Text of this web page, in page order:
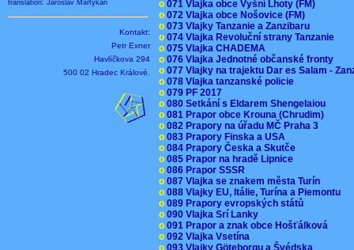
translation: Jaroslav Martykán
Kontakt:
Petr Exner
Havlíčkova 294
500 02 Hradec Králové.
o 071 Vlajka obce Vyšní Lhoty (FM)
o 072 Vlajka obce Nošovice (FM)
o 073 Vlajky Tanzanie a Zanzibaru
o 074 Vlajka Revoluční strany Tanzanie
o 075 Vlajka CHADEMA
o 076 Vlajka Jednotné občanské fronty
o 077 Vlajky na trajektu Dar es Salam -
o 078 Vlajka tanzanské policie
o 079 PF 2017
o 080 Setkání s Eldarem Shengelaiou
o 081 Prapor obce Krouna (Chrudim)
o 082 Prapory na úřadu MČ Praha 3
o 083 Prapory Finska a USA
o 084 Prapory Česka a Skutče
o 085 Prapor na hradě Lipnice
o 086 Prapor SSSR
o 087 Vlajka se znakem města Turín
o 088 Vlajky EU, Itálie, Turína a Piemontu
o 089 Prapory evropských států
o 090 Vlajka Srí Lanky
o 091 Prapor a znak obce Hošťálková
o 092 Vlajka Vsetína
o 093 Vlajky Göteborgu a Švédska